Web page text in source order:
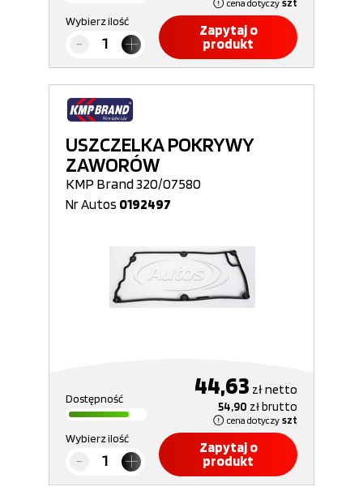
cena dotyczy szt
Wybierz ilość
Zapytaj o
produkt
USZCZELKA POKRYWY
ZAWORÓW
KMP Brand 320/07580
Nr Autos 0192497
Dostępność 44,63 złnetto
54,90 złbrutto
cena dotyczy szt
Wybierz ilość
Zapytaj o
produkt